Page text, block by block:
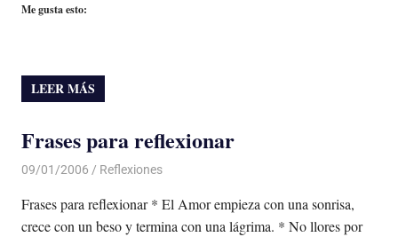
Me gusta esto:
LEER MÁS
Frases para reflexionar
09/01/2006 Luis Castellanos
Reflexiones
Frases para reflexionar * El Amor empieza con una sonrisa,
crece con un beso y termina con una lágrima. * No llores por